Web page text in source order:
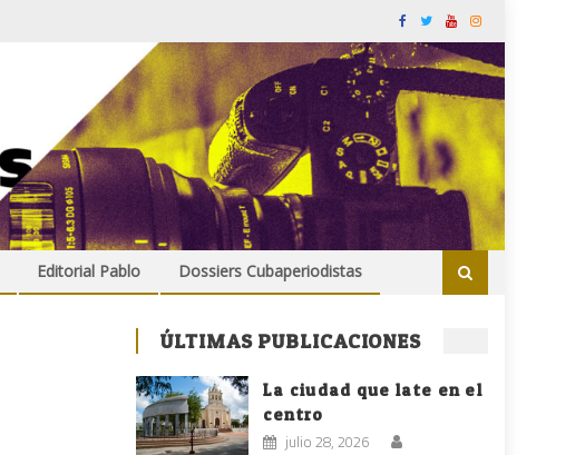
Editorial Pablo Dossiers Cubaperiodistas
ÚLTIMAS PUBLICACIONES
La ciudad que late en el
centro
julio 28, 2026